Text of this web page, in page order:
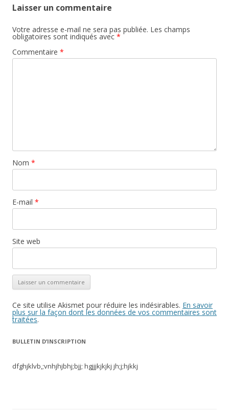
Laisser un commentaire
Votre adresse e-mail ne sera pas publiée. Les champs
obligatoires sont indiqués avec *
Commentaire *
Nom *
E-mail *
Site web
Ce site utilise Akismet pour réduire les indésirables. En savoir
plus sur la façon dont les données de vos commentaires sont
traitées.
BULLETIN D’INSCRIPTION
dfghjklvb,;vnhjhjbhj;bjj; hgjjjkjkjkj jh;j;hjkkj